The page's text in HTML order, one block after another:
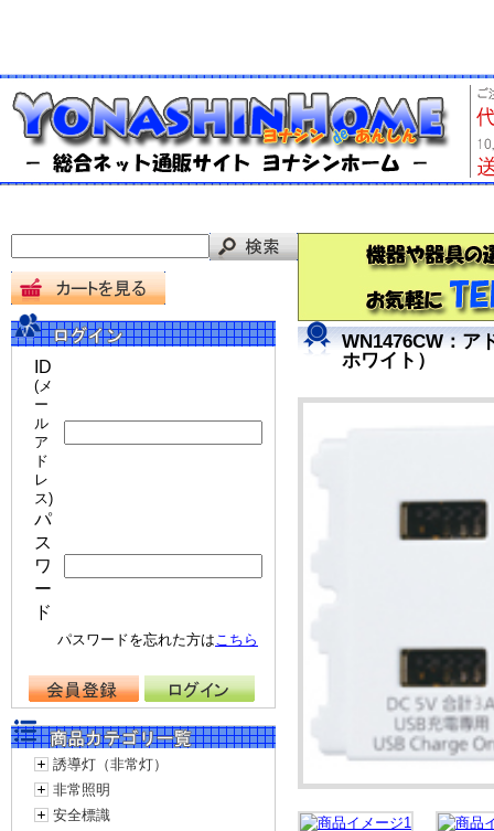
ID
(メ
ー
ル
ア
ド
レ
ス)
パ
ス
ワ
ー
ド
パスワードを忘れた方はこちら
誘導灯（非常灯）
非常照明
安全標識
WN1476CW：ア
ホワイト）